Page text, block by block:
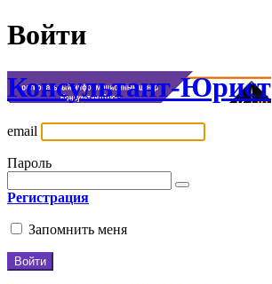
Войти
Консультант-Юрист
email
Пароль
Регистрация
Запомнить меня